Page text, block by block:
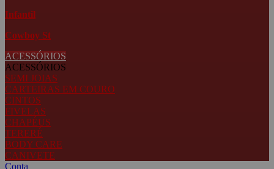
Infantil
Cowboy St
ACESSÓRIOS
ACESSÓRIOS
SEMI JOIAS
CARTEIRAS EM COURO
CINTOS
FIVELAS
CHAPÉUS
TERERÉ
BODY CARE
CANIVETE
Conta